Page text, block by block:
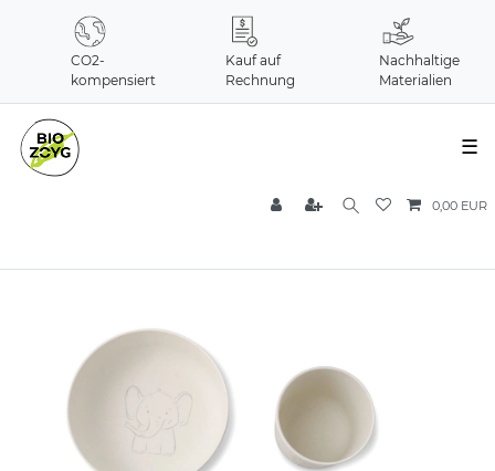
CO2-
kompensiert
Kauf auf
Rechnung
Nachhaltige
Materialien
☰
0,00 EUR